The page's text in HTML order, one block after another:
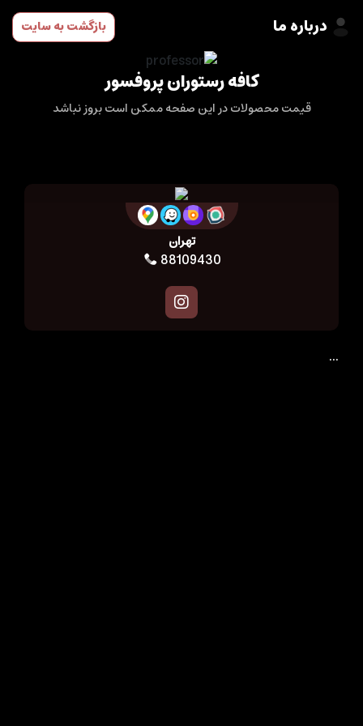
بازگشت به سایت
کافه رستوران پروفسور
قیمت محصولات در این صفحه ممکن است بروز نباشد
تهران
88109430
...